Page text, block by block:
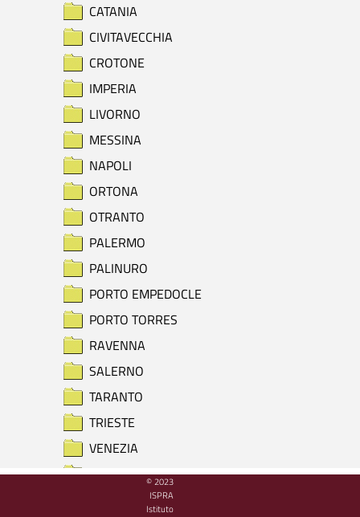
CATANIA
CIVITAVECCHIA
CROTONE
IMPERIA
LIVORNO
MESSINA
NAPOLI
ORTONA
OTRANTO
PALERMO
PALINURO
PORTO EMPEDOCLE
PORTO TORRES
RAVENNA
SALERNO
TARANTO
TRIESTE
VENEZIA
VIESTE
RIEPILOGO PRESENZA DATI
© 2023
ISPRA
Istituto